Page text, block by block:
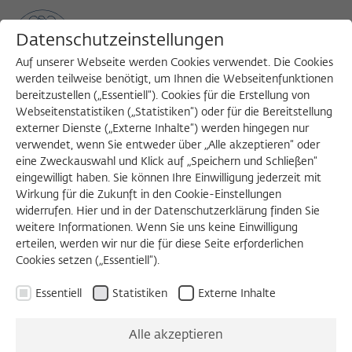
MENU
Search
Datenschutzeinstellungen
Auf unserer Webseite werden Cookies verwendet. Die Cookies
werden teilweise benötigt, um Ihnen die Webseitenfunktionen
bereitzustellen („Essentiell“). Cookies für die Erstellung von
Webseitenstatistiken („Statistiken“) oder für die Bereitstellung
externer Dienste („Externe Inhalte“) werden hingegen nur
verwendet, wenn Sie entweder über „Alle akzeptieren“ oder
eine Zweckauswahl und Klick auf „Speichern und Schließen“
eingewilligt haben. Sie können Ihre Einwilligung jederzeit mit
Wirkung für die Zukunft in den Cookie-Einstellungen
widerrufen. Hier und in der Datenschutzerklärung finden Sie
weitere Informationen. Wenn Sie uns keine Einwilligung
erteilen, werden wir nur die für diese Seite erforderlichen
Cookies setzen („Essentiell“).
Essentiell Statistiken Externe Inhalte
Alle akzeptieren